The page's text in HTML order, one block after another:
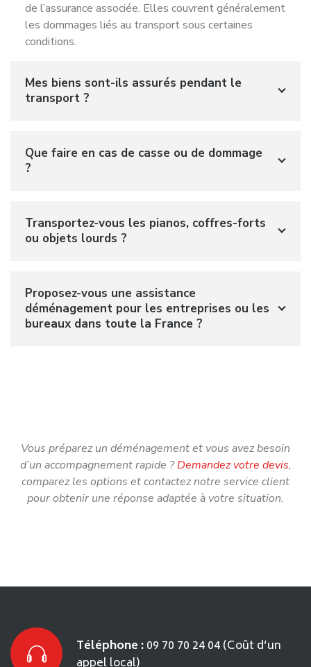
de l’assurance associée. Elles couvrent généralement
les dommages liés au transport sous certaines
conditions.
Mes biens sont-ils assurés pendant le
transport ?
Que faire en cas de casse ou de dommage
?
Transportez-vous les pianos, coffres-forts
ou objets lourds ?
Proposez-vous une assistance
déménagement pour les entreprises ou les
bureaux dans toute la France ?
Vous préparez un déménagement et vous avez besoin
d’un accompagnement rapide ?Demandez votre devis,
comparez les options et contactez notre service client
pour obtenir une réponse adaptée à votre situation.
Téléphone :09 70 70 24 04 (Coût d’un